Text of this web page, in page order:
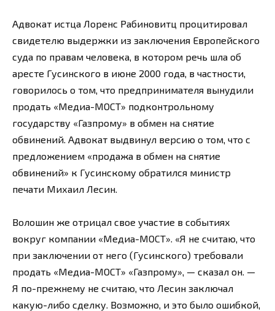
Адвокат истца Лоренс Рабиновитц процитировал
свидетелю выдержки из заключения Европейского
суда по правам человека, в котором речь шла об
аресте Гусинского в июне 2000 года, в частности,
говорилось о том, что предпринимателя вынудили
продать «Медиа-МОСТ» подконтрольному
государству «Газпрому» в обмен на снятие
обвинений. Адвокат выдвинул версию о том, что с
предложением «продажа в обмен на снятие
обвинений» к Гусинскому обратился министр
печати Михаил Лесин.
Волошин же отрицал свое участие в событиях
вокруг компании «Медиа-МОСТ». «Я не считаю, что
при заключении от него (Гусинского) требовали
продать «Медиа-МОСТ» «Газпрому», — сказал он. —
Я по-прежнему не считаю, что Лесин заключал
какую-либо сделку. Возможно, и это было ошибкой,